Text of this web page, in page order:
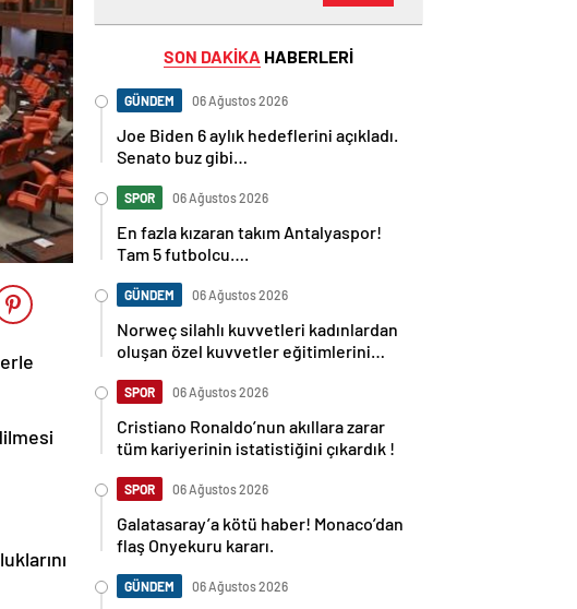
SON DAKİKA HABERLERİ
GÜNDEM 06 Ağustos 2026
Joe Biden 6 aylık hedeflerini açıkladı.
Senato buz gibi…
SPOR 06 Ağustos 2026
En fazla kızaran takım Antalyaspor!
Tam 5 futbolcu….
GÜNDEM 06 Ağustos 2026
Norweç silahlı kuvvetleri kadınlardan
oluşan özel kuvvetler eğitimlerini
SPOR 06 Ağustos 2026
Cristiano Ronaldo’nun akıllara zarar
tüm kariyerinin istatistiğini çıkardık !
SPOR 06 Ağustos 2026
Galatasaray’a kötü haber! Monaco’dan
flaş Onyekuru kararı.
GÜNDEM 06 Ağustos 2026